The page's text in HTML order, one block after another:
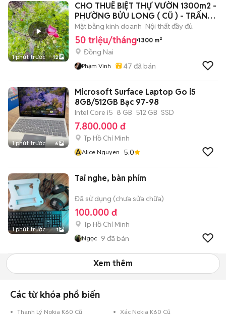
1 phút trước 12
CHO THUÊ BIỆT THỰ VƯỜN 1300m2 -
PHƯỜNG BỬU LONG ( CŨ ) - TRẤN
BIÊN MỚI
Mặt bằng kinh doanh Nội thất đầy đủ
50 triệu/tháng 1300 m²
Đồng Nai
Phạm Vinh 47 đã bán
1 phút trước 6
Microsoft Surface Laptop Go i5
8GB/512GB Bạc 97-98
Intel Core i5 8 GB 512 GB SSD
7.800.000 đ
Tp Hồ Chí Minh
AAlice Nguyen 5.0
1 phút trước 1
Tai nghe, bàn phím
Đã sử dụng (chưa sửa chữa)
100.000 đ
Tp Hồ Chí Minh
Ngọc 9 đã bán
Xem thêm
Các từ khóa phổ biến
Thanh Lý Nokia K60 Cũ
Xác Nokia K60 Cũ